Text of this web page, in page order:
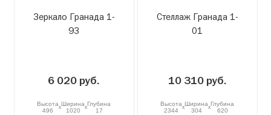
Зеркало Гранада 1-
93
6 020 руб.
Высота
496
xШирина
1020
xГлубина
17
Стеллаж Гранада 1-
01
10 310 руб.
Высота
2344
xШирина
304
xГлубина
620